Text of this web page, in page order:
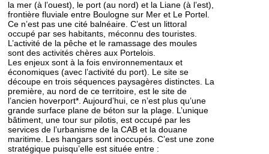
la mer (à l’ouest), le port (au nord) et la Liane (à l’est),
frontière fluviale entre Boulogne sur Mer et Le Portel.
Ce n’est pas une cité balnéaire. C’est un littoral
occupé par ses habitants, méconnu des touristes.
L’activité de la pêche et le ramassage des moules
sont des activités chères aux Portelois.
Les enjeux sont à la fois environnementaux et
économiques (avec l’activité du port). Le site se
découpe en trois séquences paysagères distinctes. La
première, au nord de ce territoire, est le site de
l’ancien hoverport*. Aujourd’hui, ce n’est plus qu’une
grande surface plane de béton sur la plage. L’unique
bâtiment, une tour sur pilotis, est occupé par les
services de l’urbanisme de la CAB et la douane
maritime. Les hangars sont inoccupés. C’est une zone
stratégique puisqu’elle est située entre :